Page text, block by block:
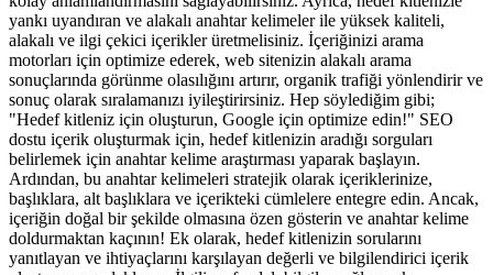
yankı uyandıran ve alakalı anahtar kelimeler ile yüksek kaliteli,
alakalı ve ilgi çekici içerikler üretmelisiniz. İçeriğinizi arama
motorları için optimize ederek, web sitenizin alakalı arama
sonuçlarında görünme olasılığını artırır, organik trafiği yönlendirir ve
sonuç olarak sıralamanızı iyileştirirsiniz. Hep söylediğim gibi;
"Hedef kitleniz için oluşturun, Google için optimize edin!" SEO
dostu içerik oluşturmak için, hedef kitlenizin aradığı sorguları
belirlemek için anahtar kelime araştırması yaparak başlayın.
Ardından, bu anahtar kelimeleri stratejik olarak içeriklerinize,
başlıklara, alt başlıklara ve içerikteki cümlelere entegre edin. Ancak,
içeriğin doğal bir şekilde olmasına özen gösterin ve anahtar kelime
doldurmaktan kaçının! Ek olarak, hedef kitlenizin sorularını
yanıtlayan ve ihtiyaçlarını karşılayan değerli ve bilgilendirici içerik